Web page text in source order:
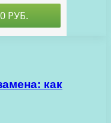
как